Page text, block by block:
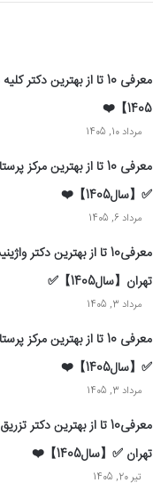
معرفی 10 تا از بهترین
1405】❤️
مرداد 10, 1405
معرفی 10 تا از بهترین مرکز
✅【سال1405】❤️
مرداد 6, 1405
معرفی10 تا از بهترین دکتر
تهران【سال1405】✅
مرداد 3, 1405
معرفی 10 تا از بهترین
✅【سال1405】❤️
مرداد 3, 1405
معرفی10 تا از بهترین دکتر
تهران ✅【سال1405】❤️
تیر 20, 1405